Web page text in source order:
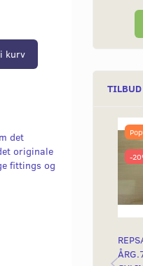
kurv
det
originale
fittings og
TILBUD
-